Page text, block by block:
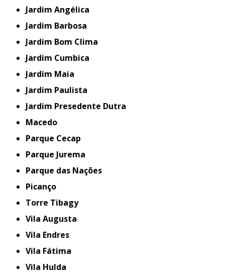
Jardim Angélica
Jardim Barbosa
Jardim Bom Clima
Jardim Cumbica
Jardim Maia
Jardim Paulista
Jardim Presedente Dutra
Macedo
Parque Cecap
Parque Jurema
Parque das Nações
Picanço
Torre Tibagy
Vila Augusta
Vila Endres
Vila Fátima
Vila Hulda